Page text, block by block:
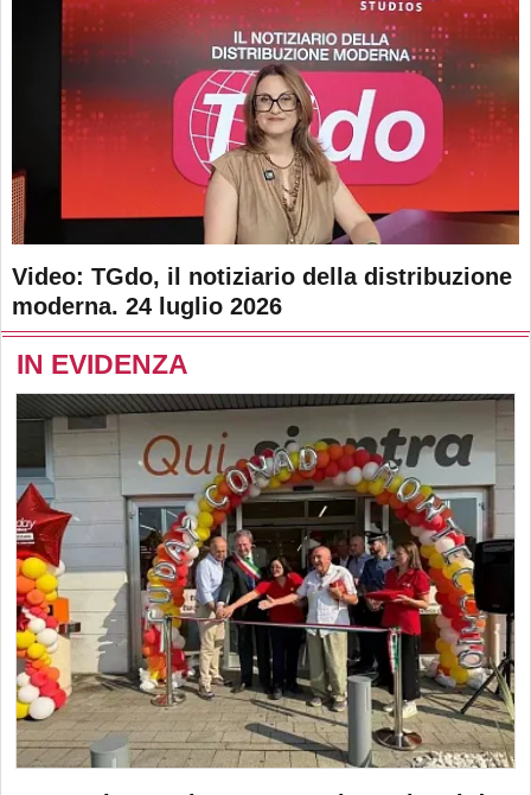
Video: TGdo, il notiziario della distribuzione
moderna. 24 luglio 2026
IN EVIDENZA